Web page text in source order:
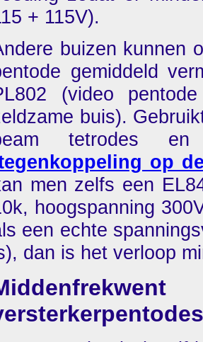
+ 115V).
buizen kunnen
gemiddeld
(video
buis).
tetrodes en
op
men zelfs een
hoogspanning
een echte
dan is het verloop